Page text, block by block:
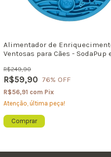
Alimentador de
Ventosas para Cães - SodaPup
R$59,90
R$249,90
76% OFF
R$56,91 com Pix
Atenção, última peça!